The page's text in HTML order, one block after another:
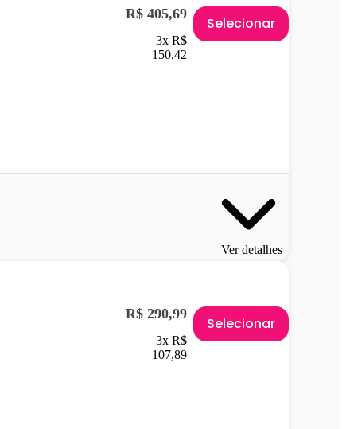
R$ 405,69
3x R$
150,42
Selecionar
Ver detalhes
R$ 290,99
3x R$
107,89
Selecionar